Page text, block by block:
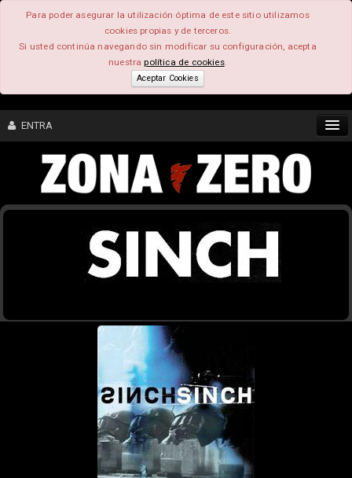
Para poder asegurar la utilización óptima de este sitio utilizamos
cookies propias y de terceros.
Si usted continúa navegando sin modificar su configuración, acepta
nuestrapolítica de cookies.
Aceptar Cookies
ENTRA
CONTENIDO